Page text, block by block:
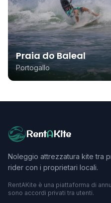
Praia do Baleal
Portogallo
RentAKite
Noleggio attrezzatura kite tra
rider con i proprietari locali.
RentAKite è una piattaforma di
sono accordi privati tra utenti.